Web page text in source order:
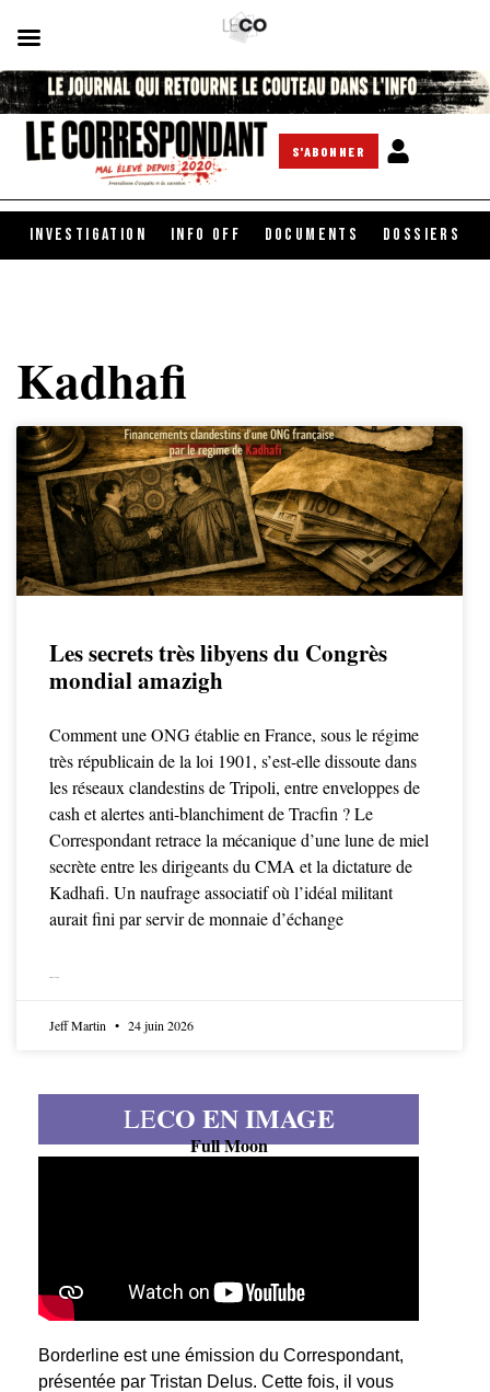
S'ABONNER
INVESTIGATION INFO OFF DOCUMENTS DOSSIERS
Kadhafi
Les secrets très libyens du Congrès
mondial amazigh
Comment une ONG établie en France, sous le régime
très républicain de la loi 1901, s’est-elle dissoute dans
les réseaux clandestins de Tripoli, entre enveloppes de
cash et alertes anti-blanchiment de Tracfin ? Le
Correspondant retrace la mécanique d’une lune de miel
secrète entre les dirigeants du CMA et la dictature de
Kadhafi. Un naufrage associatif où l’idéal militant
aurait fini par servir de monnaie d’échange
Jeff Martin 24 juin 2026
LECO EN IMAGE
Full Moon
Borderline est une émission du Correspondant,
présentée par Tristan Delus. Cette fois, il vous